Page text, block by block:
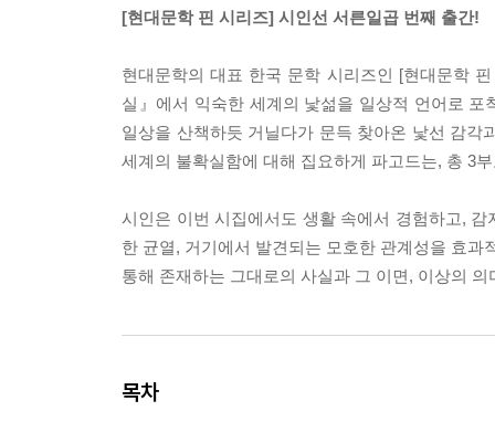
[현대문학 핀 시리즈] 시인선 서른일곱 번째 출간!
현대문학의 대표 한국 문학 시리즈인 [현대문학
실』에서 익숙한 세계의 낯섦을 일상적 언어로
일상을 산책하듯 거닐다가 문득 찾아온 낯선 감
세계의 불확실함에 대해 집요하게 파고드는, 총 3
시인은 이번 시집에서도 생활 속에서 경험하고,
한 균열, 거기에서 발견되는 모호한 관계성을 효과
통해 존재하는 그대로의 사실과 그 이면, 이상의
목차